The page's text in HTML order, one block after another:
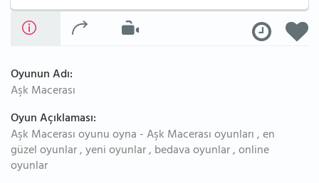
Oyunun Adı:
Aşk Macerası
Oyun Açıklaması:
Aşk Macerası oyunu oyna - Aşk Macerası oyunları , en
güzel oyunlar , yeni oyunlar , bedava oyunlar , online
oyunlar